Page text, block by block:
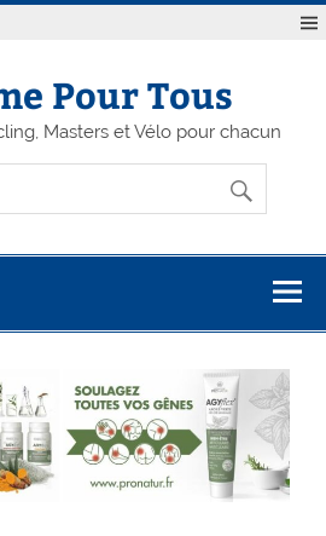
Pour Tous
Masters et Vélo pour chacun